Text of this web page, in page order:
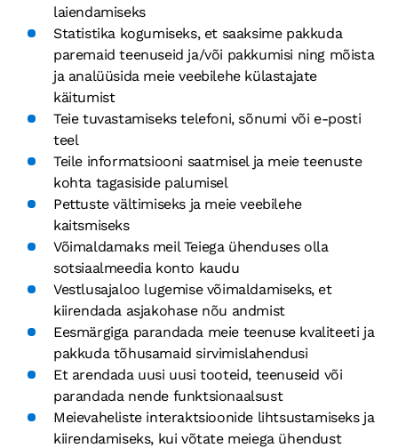
laiendamiseks
Statistika kogumiseks, et saaksime pakkuda
paremaid teenuseid ja/või pakkumisi ning mõista
ja analüüsida meie veebilehe külastajate
käitumist
Teie tuvastamiseks telefoni, sõnumi või e-posti
teel
Teile informatsiooni saatmisel ja meie teenuste
kohta tagasiside palumisel
Pettuste vältimiseks ja meie veebilehe
kaitsmiseks
Võimaldamaks meil Teiega ühenduses olla
sotsiaalmeedia konto kaudu
Vestlusajaloo lugemise võimaldamiseks, et
kiirendada asjakohase nõu andmist
Eesmärgiga parandada meie teenuse kvaliteeti ja
pakkuda tõhusamaid sirvimislahendusi
Et arendada uusi uusi tooteid, teenuseid või
parandada nende funktsionaalsust
Meievaheliste interaktsioonide lihtsustamiseks ja
kiirendamiseks, kui võtate meiega ühendust